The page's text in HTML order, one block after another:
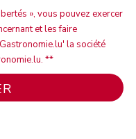
», vous pouvez exercer
et les faire
la société
**